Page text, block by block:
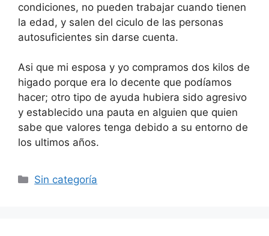
condiciones, no pueden trabajar cuando tienen
la edad, y salen del ciculo de las personas
autosuficientes sin darse cuenta.
Asi que mi esposa y yo compramos dos kilos de
higado porque era lo decente que podíamos
hacer; otro tipo de ayuda hubiera sido agresivo
y establecido una pauta en alguien que quien
sabe que valores tenga debido a su entorno de
los ultimos años.
Categorías
Sin categoría